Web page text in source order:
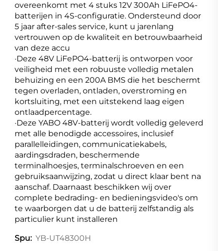
overeenkomt met 4 stuks 12V 300Ah LiFePO4-
batterijen in 4S-configuratie. Ondersteund door
5 jaar after-sales service, kunt u jarenlang
vertrouwen op de kwaliteit en betrouwbaarheid
van deze accu
·Deze 48V LiFePO4-batterij is ontworpen voor
veiligheid met een robuuste volledig metalen
behuizing en een 200A BMS die het beschermt
tegen overladen, ontladen, overstroming en
kortsluiting, met een uitstekend laag eigen
ontlaadpercentage.
·Deze YABO 48V-batterij wordt volledig geleverd
met alle benodigde accessoires, inclusief
parallelleidingen, communicatiekabels,
aardingsdraden, beschermende
terminalhoesjes, terminalschroeven en een
gebruiksaanwijzing, zodat u direct klaar bent na
aanschaf. Daarnaast beschikken wij over
complete bedrading- en bedieningsvideo's om
te waarborgen dat u de batterij zelfstandig als
particulier kunt installeren
Spu: YB-UT48300H